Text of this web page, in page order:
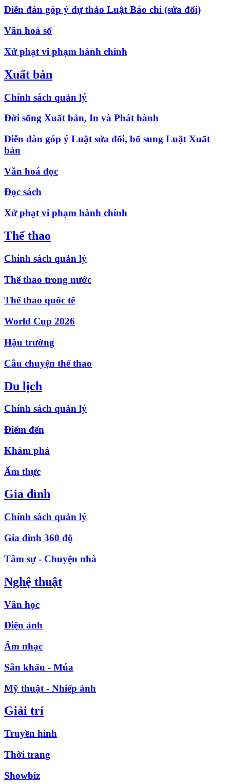
Diễn đàn góp ý dự thảo Luật Báo chí (sửa đổi)
Văn hoá số
Xử phạt vi phạm hành chính
Xuất bản
Chính sách quản lý
Đời sống Xuất bản, In và Phát hành
Diễn đàn góp ý Luật sửa đổi, bổ sung Luật Xuất
bản
Văn hoá đọc
Đọc sách
Xử phạt vi phạm hành chính
Thể thao
Chính sách quản lý
Thể thao trong nước
Thể thao quốc tế
World Cup 2026
Hậu trường
Câu chuyện thể thao
Du lịch
Chính sách quản lý
Điểm đến
Khám phá
Ẩm thực
Gia đình
Chính sách quản lý
Gia đình 360 độ
Tâm sự - Chuyện nhà
Nghệ thuật
Văn học
Điện ảnh
Âm nhạc
Sân khấu - Múa
Mỹ thuật - Nhiếp ảnh
Giải trí
Truyền hình
Thời trang
Showbiz